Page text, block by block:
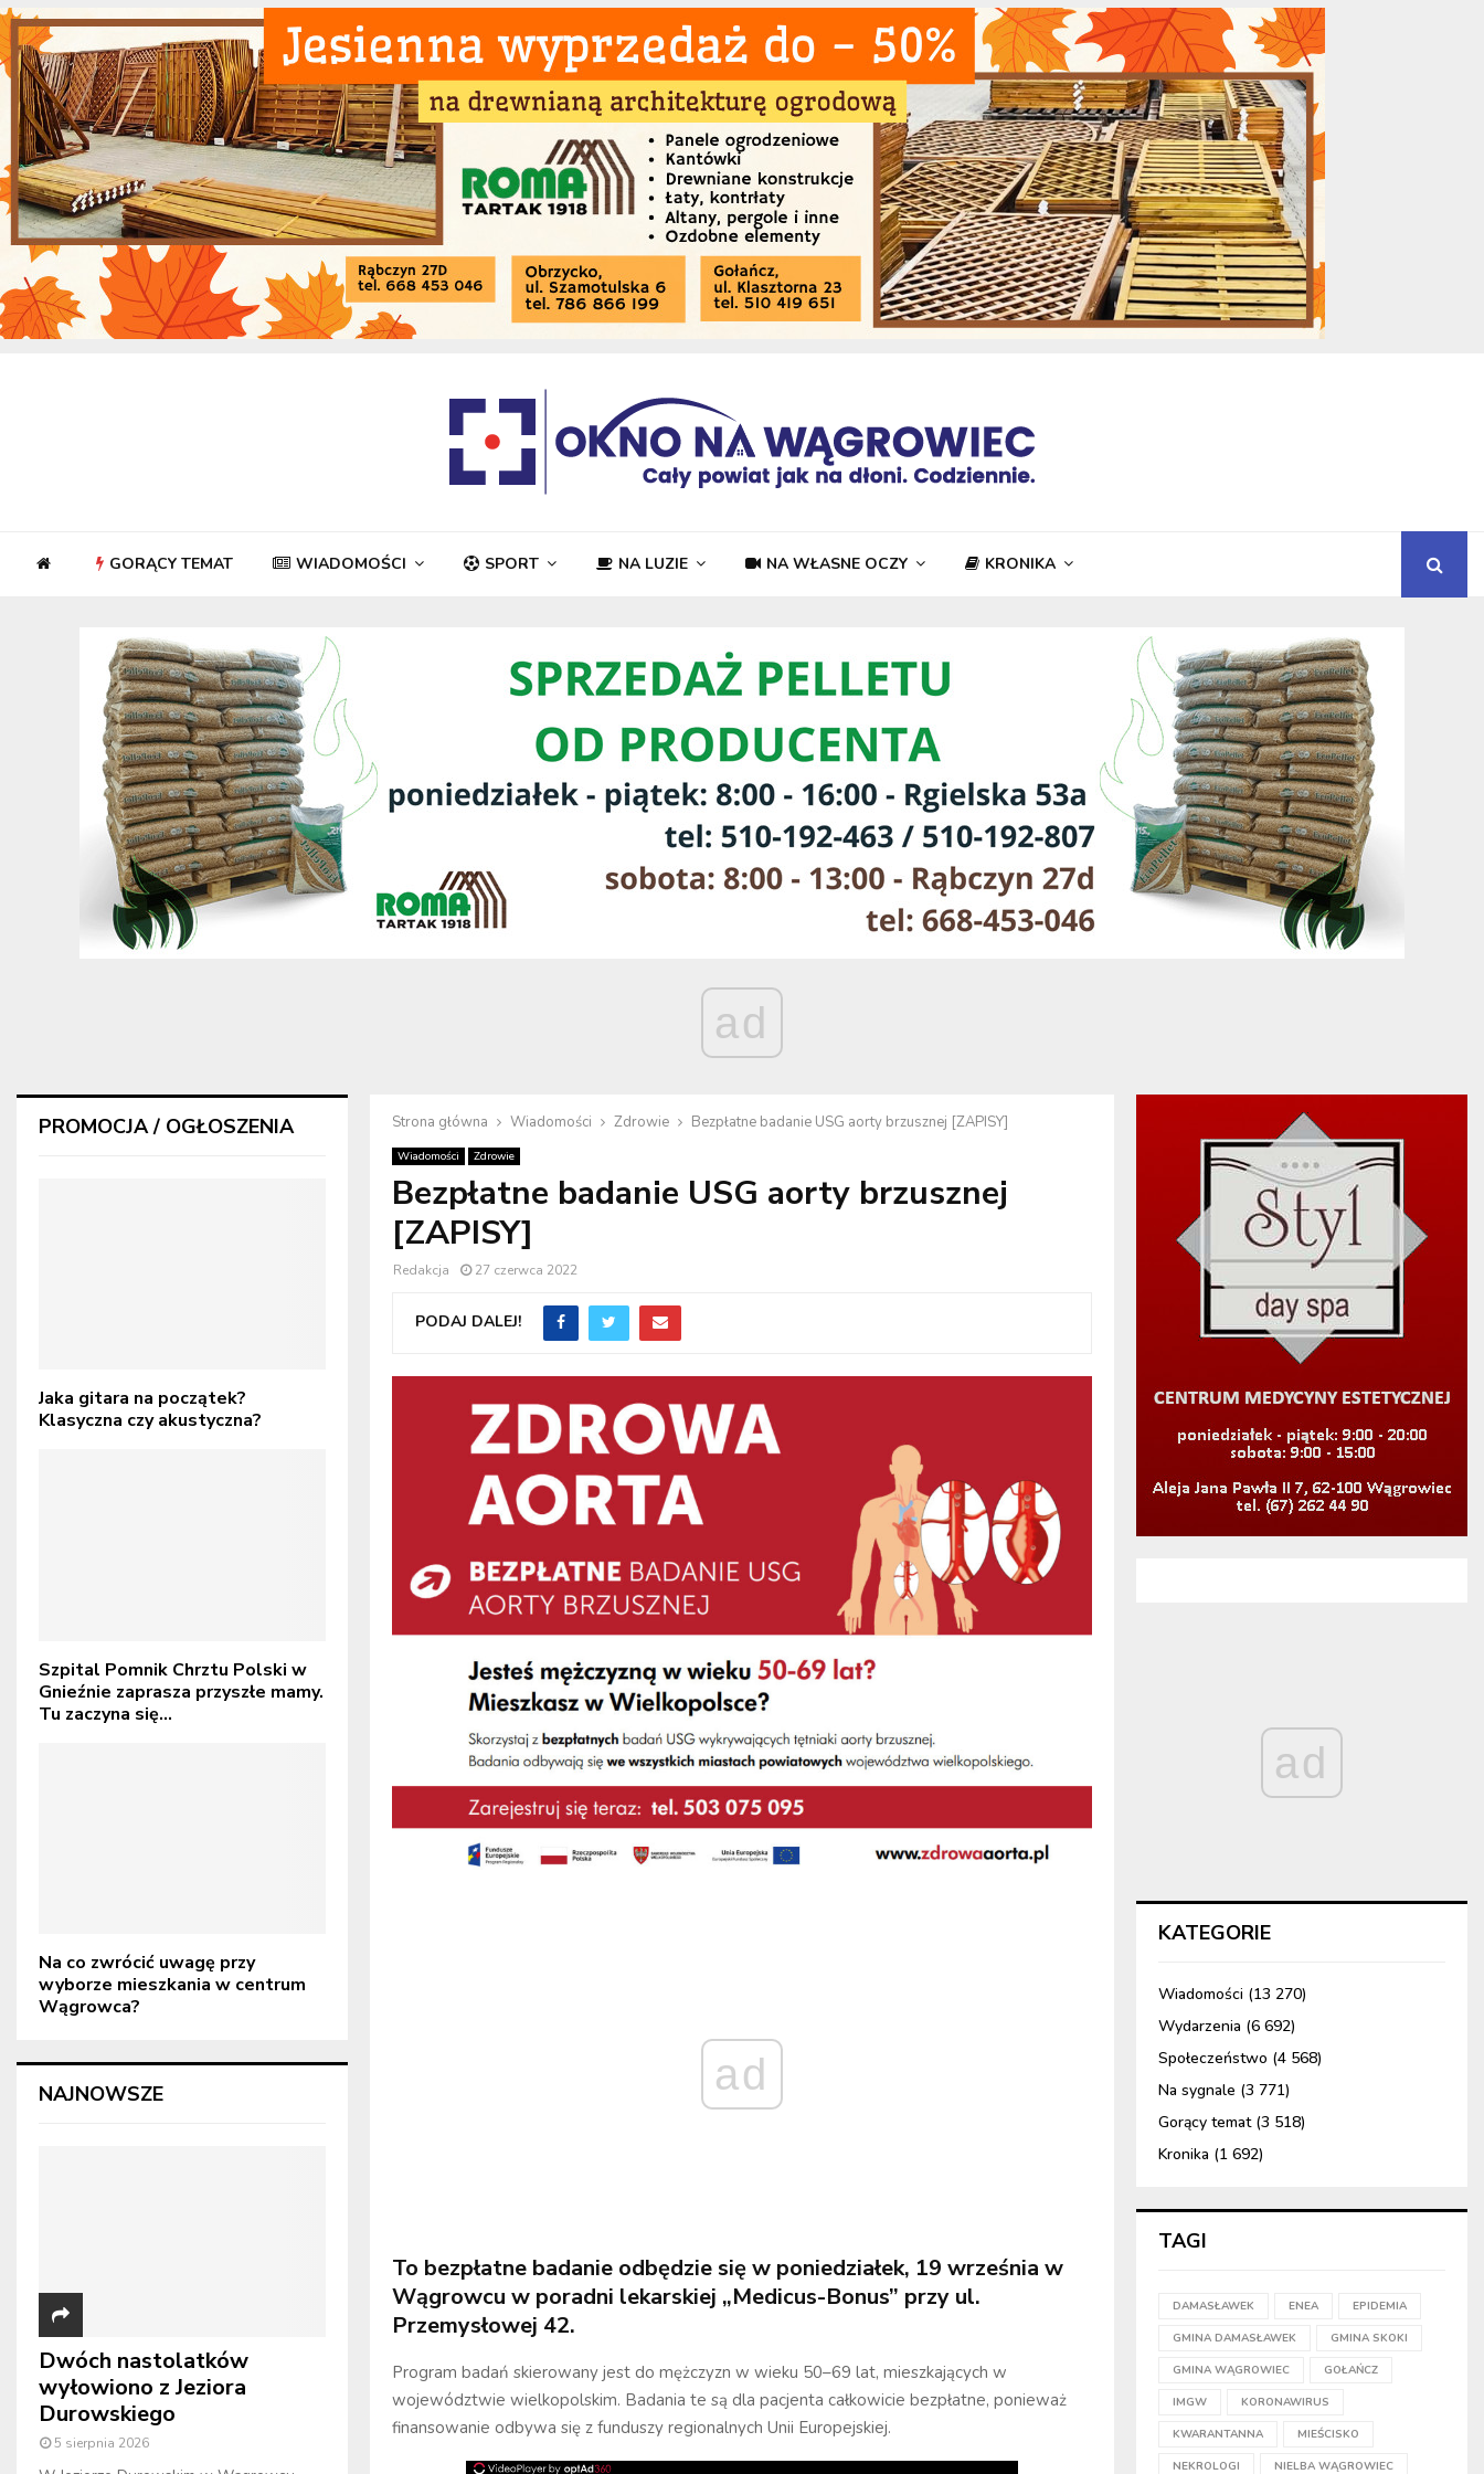
GORĄCY TEMAT WIADOMOŚCI SPORT NA LUZIE NA WŁASNE OCZY KRONIKA
ad
Strona główna Wiadomości Zdrowie Bezpłatne badanie USG aorty brzusznej [ZAPISY]
Wiadomości Zdrowie
Bezpłatne badanie USG aorty brzusznej
[ZAPISY]
Redakcja 27 czerwca 2022
PODAJ DALEJ!
ad
To bezpłatne badanie odbędzie się w poniedziałek, 19 września w
Wągrowcu w poradni lekarskiej „Medicus-Bonus” przy ul.
Przemysłowej 42.
Program badań skierowany jest do mężczyzn w wieku 50–69 lat, mieszkających w
województwie wielkopolskim. Badania te są dla pacjenta całkowicie bezpłatne, ponieważ
finansowanie odbywa się z funduszy regionalnych Unii Europejskiej.
PROMOCJA / OGŁOSZENIA
Jaka gitara na początek?
Klasyczna czy akustyczna?
Szpital Pomnik Chrztu Polski w
Gnieźnie zaprasza przyszłe mamy.
Tu zaczyna się...
Na co zwrócić uwagę przy
wyborze mieszkania w centrum
Wągrowca?
NAJNOWSZE
Dwóch nastolatków
wyłowiono z Jeziora
Durowskiego
5 sierpnia 2026
ad
KATEGORIE
Wiadomości (13 270)
Wydarzenia (6 692)
Społeczeństwo (4 568)
Na sygnale (3 771)
Gorący temat(3 518)
Kronika (1 692)
TAGI
DAMASŁAWEK ENEA EPIDEMIA
GMINA DAMASŁAWEK GMINA SKOKI
GMINA WĄGROWIEC GOŁAŃCZ
IMGW KORONAWIRUS
KWARANTANNA MIEŚCISKO
NEKROLOGI NIELBA WĄGROWIEC